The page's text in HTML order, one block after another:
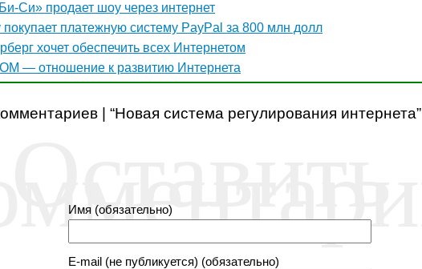
Си» продает шоу через интернет
покупает платежную систему PayPal за 800 млн долл
хочет обеспечить всех Интернетом
— отношение к развитию Интернета
| “Новая система регулирования интернета”
Оставить
Имя (обязательно)
E-mail (не публикуется) (обязательно)